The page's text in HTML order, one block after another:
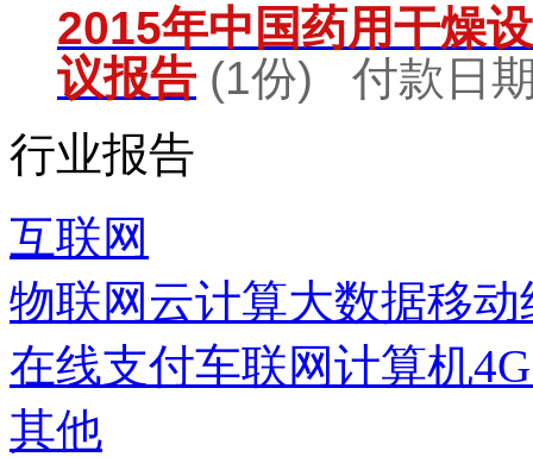
2015年中国药用干燥
议报告 (1份) 付款日
行业报告
互联网
物联网 云计算大数据移动
在线支付车联网计算机
其他